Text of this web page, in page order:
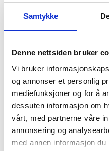
Samtykke
Denne nettsiden bruker
Vi bruker
og annonser et personlig
mediefunksjoner og for å
dessuten informasjon om
vårt, med partnerne våre
annonsering og
med annen informasjon
50%
TELYSHOLDER BIANCA
6 CM KLAR
29,95